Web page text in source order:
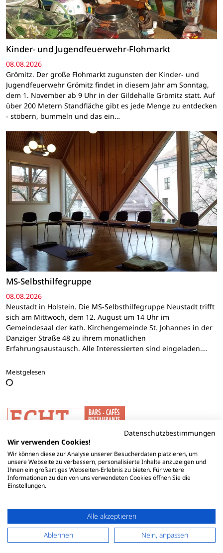
Kinder- und Jugendfeuerwehr-Flohmarkt
08.08.2026
Grömitz. Der große Flohmarkt zugunsten der Kinder- und
Jugendfeuerwehr Grömitz findet in diesem Jahr am Sonntag,
dem 1. November ab 9 Uhr in der Gildehalle Grömitz statt. Auf
über 200 Metern Standfläche gibt es jede Menge zu entdecken
- stöbern, bummeln und das ein…
MS-Selbsthilfegruppe
08.08.2026
Neustadt in Holstein. Die MS-Selbsthilfegruppe Neustadt trifft
sich am Mittwoch, dem 12. August um 14 Uhr im
Gemeindesaal der kath. Kirchengemeinde St. Johannes in der
Danziger Straße 48 zu ihrem monatlichen
Erfahrungsaustausch. Alle Interessierten sind eingeladen.…
Meistgelesen
Datenschutzbestimmungen
Wir verwenden Cookies!
Wir können diese zur Analyse unserer Besucherdaten platzieren, um
unsere Webseite zu verbessern, personalisierte Inhalte anzuzeigen und
Ihnen ein großartiges Webseiten-Erlebnis zu bieten. Für weitere
Informationen zu den von uns verwendeten Cookies öffnen Sie die
Einstellungen.
Alle akzeptieren
Ablehnen
Nein, anpassen